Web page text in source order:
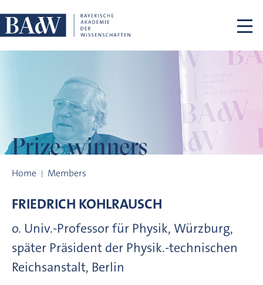
Prize winners
Home Members
FRIEDRICH KOHLRAUSCH
o. Univ.-Professor für Physik, Würzburg,
später Präsident der Physik.-technischen
Reichsanstalt, Berlin